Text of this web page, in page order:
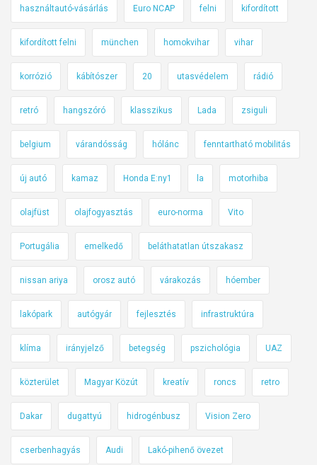
használtautó-vásárlás Euro NCAP felni kifordított
kifordított felni münchen homokvihar vihar
korrózió kábítószer 20 utasvédelem rádió
retró hangszóró klasszikus Lada zsiguli
belgium várandósság hólánc fenntartható mobilitás
új autó kamaz Honda E:ny1 la motorhiba
olajfüst olajfogyasztás euro-norma Vito
Portugália emelkedő beláthatatlan útszakasz
nissan ariya orosz autó várakozás hóember
lakópark autógyár fejlesztés infrastruktúra
klíma irányjelző betegség pszichológia UAZ
közterület Magyar Közút kreatív roncs retro
Dakar dugattyú hidrogénbusz Vision Zero
cserbenhagyás Audi Lakó-pihenő övezet